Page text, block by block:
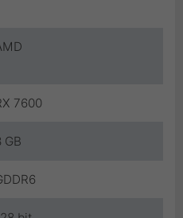
7600
GB